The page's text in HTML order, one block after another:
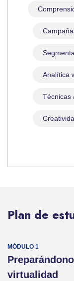
Analítica
Técnicas
Plan de
virtualidad